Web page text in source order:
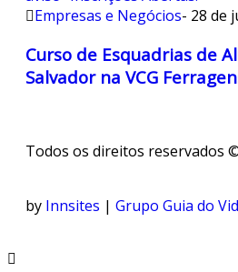
Empresas e Negócios- 28 de
Curso de Esquadrias de
Salvador na VCG
Todos os direitos reservados ©
by Innsites | Grupo Guia do